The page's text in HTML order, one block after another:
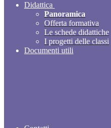
Didattica
Panoramica
Offerta formativa
Le schede didattiche
I progetti delle classi
Documenti utili